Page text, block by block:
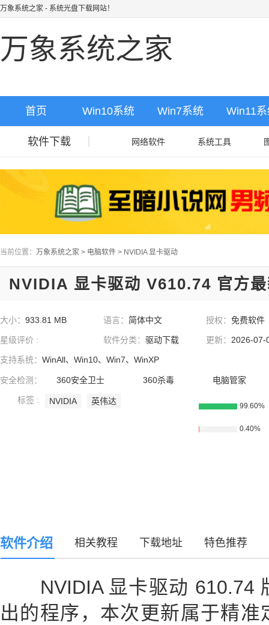
万象系统之家 - 系统光盘下载网站！
万象系统之家
首页 Win10系统 Win7系统 Win11
软件下载 网络软件 系统工具
当前位置： 万象系统之家 > 电脑软件 > NVIDIA 显卡驱动
NVIDIA 显卡驱动 V610.74 官方
大小： 933.81 MB 语言： 简体中文 授权：免费软件
星级评价 : 软件分类： 驱动下载 更新： 2026-07-
支持系统： WinAll、Win10、Win7、WinXP
安全检测： 360安全卫士 360杀毒 电脑管家
标签 : NVIDIA 英伟达 99.60%
0.40%
软件介绍 相关教程 下载地址 特色推荐
NVIDIA 显卡驱动 610.74
出的程序，本次更新属于精